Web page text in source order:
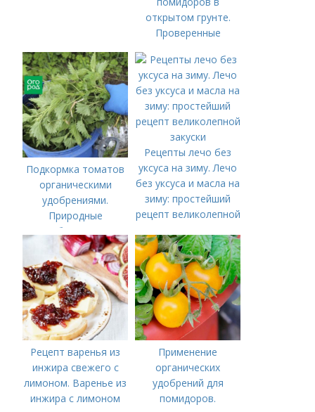
открытом грунте.
Проверенные
минеральные
удобрения
Подкормка томатов
органическими
удобрениями.
Природные
удобрения для
подкормки "по листу"
Рецепты лечо без
уксуса на зиму. Лечо
без уксуса и масла на
зиму: простейший
рецепт великолепной
Рецепт варенья из
инжира свежего с
лимоном. Варенье из
инжира с лимоном
Применение
органических
удобрений для
помидоров.